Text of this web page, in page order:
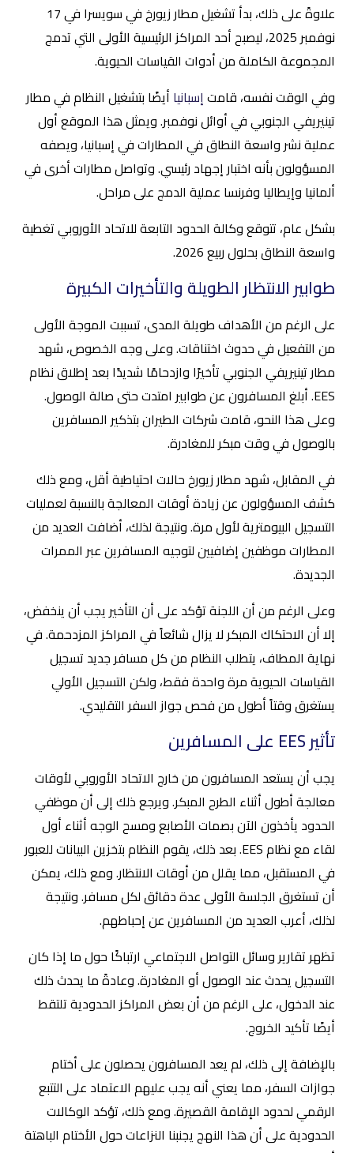
علاوةً على ذلك، بدأ تشغيل مطار زيورخ في سويسرا في 17
نوفمبر 2025، ليصبح أحد المراكز الرئيسية الأولى التي تدمج
المجموعة الكاملة من أدوات القياسات الحيوية.
وفي الوقت نفسه، قامتإسبانيا أيضًا بتشغيل النظام في مطار
تينيريفي الجنوبي في أوائل نوفمبر. ويمثل هذا الموقع أول
عملية نشر واسعة النطاق في المطارات في إسبانيا، ويصفه
المسؤولون بأنه اختبار إجهاد رئيسي. وتواصل مطارات أخرى في
ألمانيا وإيطاليا وفرنسا عملية الدمج على مراحل.
بشكل عام، تتوقع وكالة الحدود التابعة للاتحاد الأوروبي تغطية
واسعة النطاق بحلول ربيع 2026.
طوابير الانتظار الطويلة والتأخيرات الكبيرة
على الرغم من الأهداف طويلة المدى، تسببت الموجة الأولى
من التفعيل في حدوث اختناقات. وعلى وجه الخصوص، شهد
مطار تينيريفي الجنوبي تأخيرًا وازدحامًا شديدًا بعد إطلاق نظام
EES. أبلغ المسافرون عن طوابير امتدت حتى صالة الوصول.
وعلى هذا النحو، قامت شركات الطيران بتذكير المسافرين
بالوصول في وقت مبكر للمغادرة.
في المقابل، شهد مطار زيورخ حالات احتياطية أقل، ومع ذلك
كشف المسؤولون عن زيادة أوقات المعالجة بالنسبة لعمليات
التسجيل البيومترية لأول مرة. ونتيجة لذلك، أضافت العديد من
المطارات موظفين إضافيين لتوجيه المسافرين عبر الممرات
الجديدة.
وعلى الرغم من أن اللجنة تؤكد على أن التأخير يجب أن ينخفض،
إلا أن الاحتكاك المبكر لا يزال شائعاً في المراكز المزدحمة. في
نهاية المطاف، يتطلب النظام من كل مسافر جديد تسجيل
القياسات الحيوية مرة واحدة فقط، ولكن التسجيل الأولي
يستغرق وقتاً أطول من فحص جواز السفر التقليدي.
تأثير EES على المسافرين
يجب أن يستعد المسافرون من خارج الاتحاد الأوروبي لأوقات
معالجة أطول أثناء الطرح المبكر. ويرجع ذلك إلى أن موظفي
الحدود يأخذون الآن بصمات الأصابع ومسح الوجه أثناء أول
لقاء مع نظام EES. بعد ذلك، يقوم النظام بتخزين البيانات للعبور
في المستقبل، مما يقلل من أوقات الانتظار. ومع ذلك، يمكن
أن تستغرق الجلسة الأولى عدة دقائق لكل مسافر. ونتيجة
لذلك، أعرب العديد من المسافرين عن إحباطهم.
تظهر تقارير وسائل التواصل الاجتماعي ارتباكًا حول ما إذا كان
التسجيل يحدث عند الوصول أو المغادرة. وعادةً ما يحدث ذلك
عند الدخول، على الرغم من أن بعض المراكز الحدودية تلتقط
أيضًا تأكيد الخروج.
بالإضافة إلى ذلك، لم يعد المسافرون يحصلون على أختام
جوازات السفر، مما يعني أنه يجب عليهم الاعتماد على التتبع
الرقمي لحدود الإقامة القصيرة. ومع ذلك، تؤكد الوكالات
الحدودية على أن هذا النهج يجنبنا النزاعات حول الأختام الباهتة